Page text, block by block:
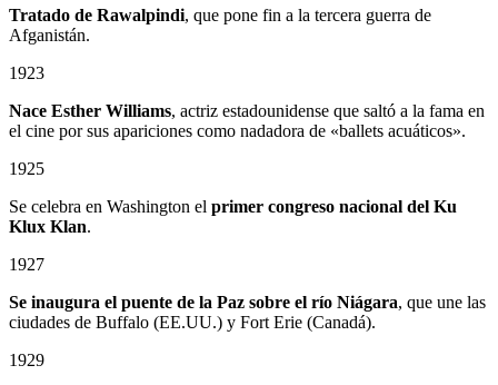
Tratado de Rawalpindi, que pone fin a la tercera guerra de
Afganistán.
1923
Nace Esther Williams, actriz estadounidense que saltó a la fama en
el cine por sus apariciones como nadadora de «ballets acuáticos».
1925
Se celebra en Washington el primer congreso nacional del Ku
Klux Klan.
1927
Se inaugura el puente de la Paz sobre el río Niágara, que une las
ciudades de Buffalo (EE.UU.) y Fort Erie (Canadá).
1929